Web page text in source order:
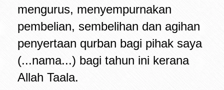
mengurus, menyempurnakan
pembelian, sembelihan dan agihan
penyertaan qurban bagi pihak saya
(...nama...) bagi tahun ini kerana
Allah Taala.